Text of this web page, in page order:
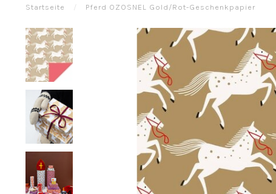
Startseite / Pferd OZOSNEL Gold/Rot-Geschenkpapier